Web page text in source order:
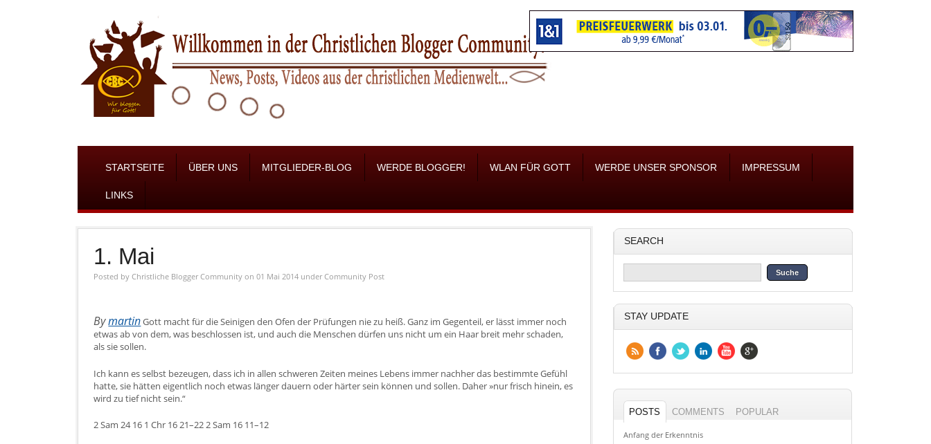
STARTSEITE ÜBER UNS MITGLIEDER-BLOG WERDE BLOGGER! WLAN FÜR GOTT WERDE UNSER SPONSOR IMPRESSUM
LINKS
1. Mai
Posted byChristliche Blogger Community on 01 Mai 2014 underCommunity Post
BymartinGott macht für die Seinigen den Ofen der Prüfungen nie zu heiß. Ganz im Gegenteil, er lässt immer noch
etwas ab von dem, was beschlossen ist, und auch die Menschen dürfen uns nicht um ein Haar breit mehr schaden,
als sie sollen.
Ich kann es selbst bezeugen, dass ich in allen schweren Zeiten meines Lebens immer nachher das bestimmte Gefühl
hatte, sie hätten eigentlich noch etwas länger dauern oder härter sein können und sollen. Daher »nur frisch hinein, es
wird zu tief nicht sein.“
2 Sam 24 16 1 Chr 16 21–22 2 Sam 16 11–12
SEARCH
STAY UPDATE
POSTS COMMENTS POPULAR
Anfang der Erkenntnis